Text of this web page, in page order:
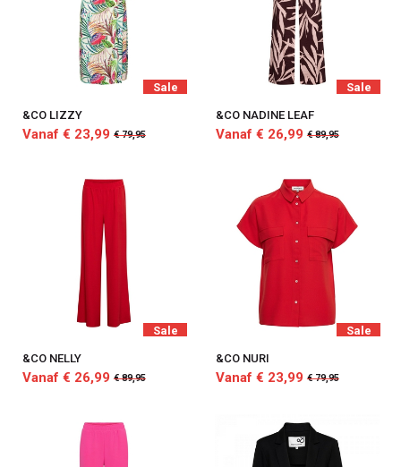
Sale
&CO LIZZY
Vanaf € 23,99 € 79,95
Sale
&CO NADINE LEAF
Vanaf € 26,99 € 89,95
Sale
&CO NELLY
Vanaf € 26,99 € 89,95
Sale
&CO NURI
Vanaf € 23,99 € 79,95